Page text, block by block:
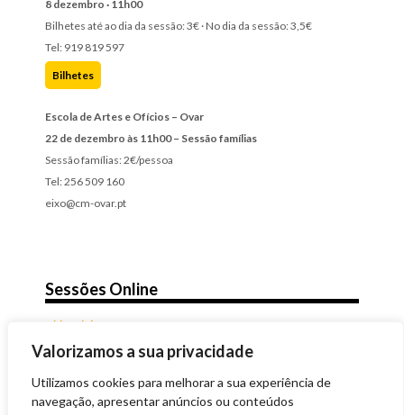
Valorizamos a sua privacidade
Utilizamos cookies para melhorar a sua experiência de
navegação, apresentar anúncios ou conteúdos
8 dezembro · 11h00
Bilhetes até ao dia da sessão: 3€ · No dia da sessão: 3,5€
Tel: 919 819 597
Bilhetes
Escola de Artes e Ofícios – Ovar
22 de dezembro às 11h00 – Sessão famílias
Sessão famílias: 2€/pessoa
Tel: 256 509 160
eixo@cm-ovar.pt
Sessões Online
Videoclube Zero em Comportamento
A qualquer dia, a qualquer hora